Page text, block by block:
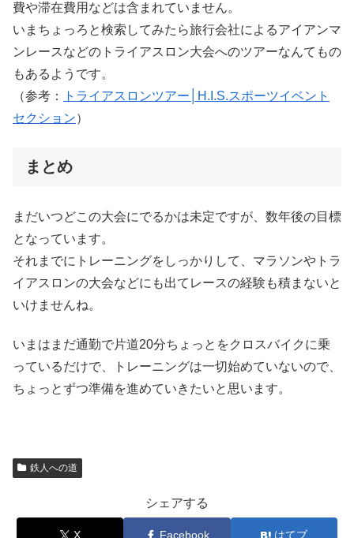
費や滞在費用などは含まれていません。
いまちょっろと検索してみたら旅行会社によるアイアンマ
ンレースなどのトライアスロン大会へのツアーなんてもの
もあるようです。
（参考：
トライアスロンツアー│H.I.S.スポーツイベント
セクション）
まとめ
まだいつどこの大会にでるかは未定ですが、数年後の目標
となっています。
それまでにトレーニングをしっかりして、マラソンやトラ
イアスロンの大会などにも出てレースの経験も積まないと
いけませんね。
いまはまだ通勤で片道20分ちょっとをクロスバイクに乗
っているだけで、トレーニングは一切始めていないので、
ちょっとずつ準備を進めていきたいと思います。
鉄人への道
シェアする
X Facebook はてブ